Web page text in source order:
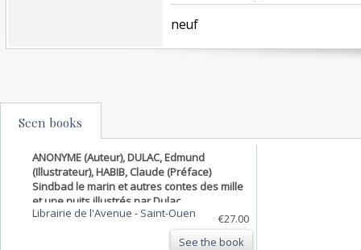
‎neuf‎
Seen books
ANONYME (Auteur), DULAC, Edmund
(Illustrateur), HABIB, Claude (Préface)
Sindbad le marin et autres contes des mille
et une nuits illustrés par Dulac
Librairie de l'Avenue - Saint-Ouen
€27.00
See the book